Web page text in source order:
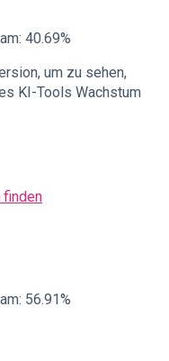
40.69%
um zu sehen,
KI-Tools Wachstum
finden
56.91%